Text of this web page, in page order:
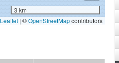
3 km
Leaflet | ©OpenStreetMapcontributors